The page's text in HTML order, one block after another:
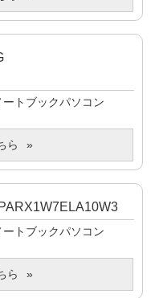
ートブックパソコン
ら
ートブックパソコン
ら